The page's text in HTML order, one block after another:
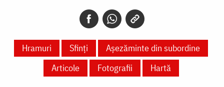
Hramuri Sfinți
Așezăminte din subordine
Articole
Fotografii Hartă